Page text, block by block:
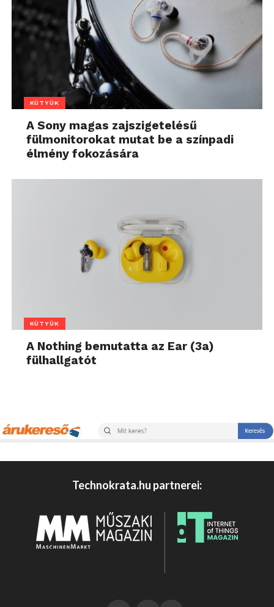
KÜTYÜK
A Sony magas zajszigetelésű
fülmonitorokat mutat be a színpadi
élmény fokozására
KÜTYÜK
A Nothing bemutatta az Ear (3a)
fülhallgatót
Technokrata.hu partnerei: